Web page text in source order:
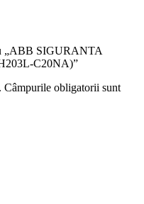
„ABB SIGURANTA
C20NA)”
Câmpurile obligatorii sunt